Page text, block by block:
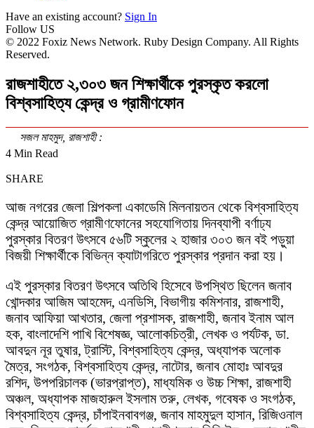
Have an existing account? Sign In
Follow US
© 2022 Foxiz News Network. Ruby Design Company. All Rights
Reserved.
রাজশাহীতে ২,৩০৩ জন শিক্ষার্থীকে পুরস্কৃত করলো
বিশ্বসাহিত্য কেন্দ্র ও গ্রামীণফোন
সজল মাহমুদ, রাজশাহী :
4 Min Read
SHARE
আজ নগরের জেলা শিল্পকলা একাডেমি মিলনায়তন থেকে বিশ্বসাহিত্য
কেন্দ্র আয়োজিত গ্রামীণফোনের সহযোগিতায় দিনব্যাপী বর্ণাঢ্য
পুরস্কার বিতরণ উৎসবে ৫৬টি স্কুলের ২ হাজার ৩০৩ জন বই পড়ুয়া
বিজয়ী শিক্ষার্থীকে বিভিন্ন ক্যাটাগরিতে পুরস্কার প্রদান করা হয়।
এই পুরস্কার বিতরণ উৎসবে অতিথি হিসেবে উপস্থিত ছিলেন জনাব
খোন্দকার আজিম আহমেদ, এনডিসি, বিভাগীয় কমিশনার, রাজশাহী,
জনাব আফিয়া আখতার, জেলা প্রশাসক, রাজশাহী, জনাব ইনাম আল
হক, বাংলাদেশি পাখি বিশেষজ্ঞ, আলোকচিত্রী, লেখক ও পর্যটক, ডা.
আবদুন নূর তুষার, ট্রাস্টি, বিশ্বসাহিত্য কেন্দ্র, অধ্যাপক অলোক
মৈত্র, সংগঠক, বিশ্বসাহিত্য কেন্দ্র, নাটোর, জনাব মোহাঃ আবদুর
রশিদ, উপপরিচালক (ভারপ্রাপ্ত), মাধ্যমিক ও উচ্চ শিক্ষা, রাজশাহী
অঞ্চল, অধ্যাপক মাজহারুল ইসলাম তরু, লেখক, গবেষক ও সংগঠক,
বিশ্বসাহিত্য কেন্দ্র, চাঁপাইনবাবগঞ্জ, জনাব মাহমুদুল হাসান, রিজিওনাল